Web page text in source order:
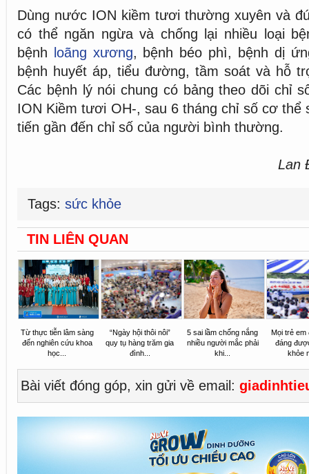
Dùng nước ION kiềm tươi thường xuyên và
có thể ngăn ngừa và chống lại nhiều loại
bệnh
loãng xương, bệnh béo phì, bệnh dị
bệnh huyết áp, tiểu đường, tầm soát và hỗ
Các bệnh lý nói chung có bảng theo dõi chỉ
ION Kiềm tươi OH-, sau 6 tháng chỉ số cơ thể
tiến gần đến chỉ số của người bình thường.
Lan
Tags: sức khỏe
TIN LIÊN QUAN
Từ thực tiễn lâm sàng
đến nghiên cứu khoa
học...
“Ngày hội thôi nôi”
quy tụ hàng trăm gia
đình...
5 sai lầm chống nắng
nhiều người mắc phải
khi...
Mọi trẻ em
đáng
khỏe
Bài viết đóng góp, xin gửi về email: